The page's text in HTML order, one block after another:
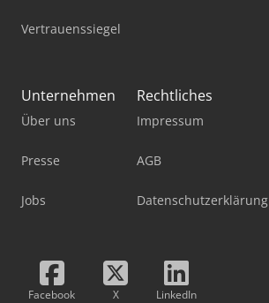
Vertrauenssiegel
Unternehmen
Über uns
Presse
Jobs
Rechtliches
Impressum
AGB
Datenschutzerklärung
Facebook X LinkedIn